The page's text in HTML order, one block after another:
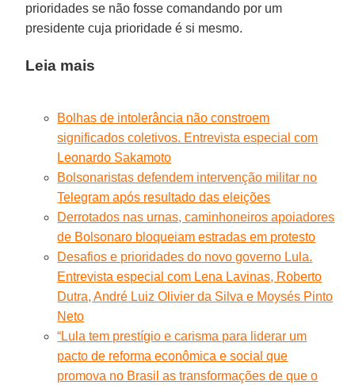
prioridades se não fosse comandando por um
presidente cuja prioridade é si mesmo.
Leia mais
Bolhas de intolerância não constroem
significados coletivos. Entrevista especial com
Leonardo Sakamoto
Bolsonaristas defendem intervenção militar no
Telegram após resultado das eleições
Derrotados nas urnas, caminhoneiros apoiadores
de Bolsonaro bloqueiam estradas em protesto
Desafios e prioridades do novo governo Lula.
Entrevista especial com Lena Lavinas, Roberto
Dutra, André Luiz Olivier da Silva e Moysés Pinto
Neto
“Lula tem prestígio e carisma para liderar um
pacto de reforma econômica e social que
promova no Brasil as transformações de que o